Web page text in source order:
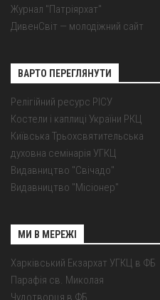
Журнал "Патріярхат"
ДивенСвіт — молодіжний сайт
ВАРТО ПЕРЕГЛЯНУТИ
Релігійний ресурс РІСУ
Костели і каплиці України РКЦ
Київська Трьохсвятительська
духовна семінарія УГКЦ
Видавництво "Свічадо"
Видавництво "Місіонер"
МИ В МЕРЕЖІ
Харківський Екзархат УГКЦ в ФБ
Парафія св. Миколая
Чудотворця в ФБ